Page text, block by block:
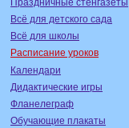
Всё для детского сада
Всё для школы
Расписание уроков
Календари
Дидактические игры
Фланелеграф
Обучающие плакаты